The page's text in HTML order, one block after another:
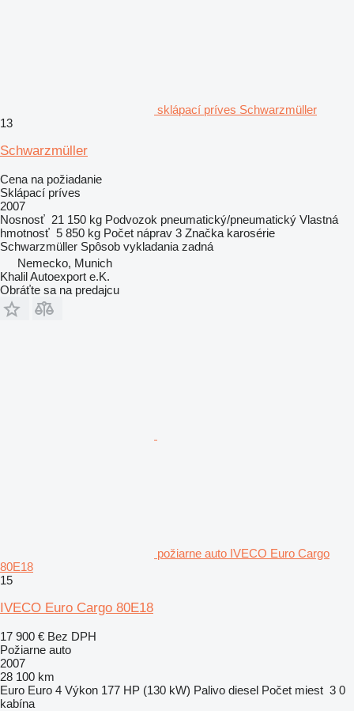
sklápací príves Schwarzmüller
13
Schwarzmüller
Cena na požiadanie
Sklápací príves
2007
Nosnosť 21 150 kg Podvozok pneumatický/pneumatický Vlastná
hmotnosť 5 850 kg Počet náprav 3 Značka karosérie
Schwarzmüller Spôsob vykladania zadná
Nemecko, Munich
Khalil Autoexport e.K.
Obráťte sa na predajcu
požiarne auto IVECO Euro Cargo
80E18
15
IVECO Euro Cargo 80E18
17 900 € Bez DPH
Požiarne auto
2007
28 100 km
Euro Euro 4 Výkon 177 HP (130 kW) Palivo diesel Počet miest 3 0
kabína